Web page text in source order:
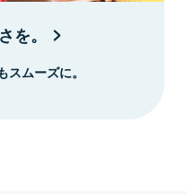
を。
ムーズに。